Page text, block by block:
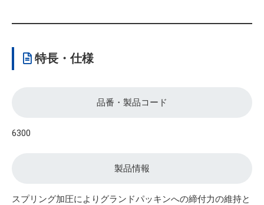
特長・仕様
品番・製品コード
6300
製品情報
スプリング加圧によりグランドパッキンへの締付力の維持と